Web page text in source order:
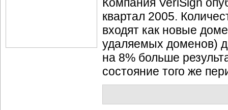
квартал 2005.
входят как новые
удаляемых доменов)
на 8% больше
состояние того же